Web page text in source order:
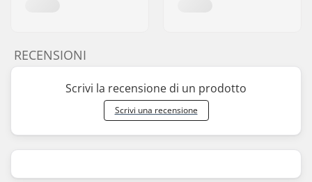
RECENSIONI
Scrivi la recensione di un prodotto
Scrivi una recensione